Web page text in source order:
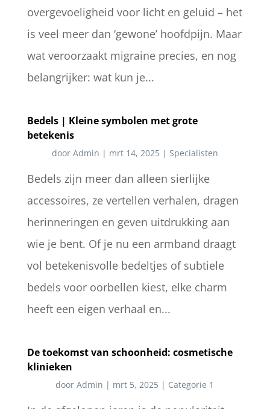
overgevoeligheid voor licht en geluid – het
is veel meer dan ‘gewone’ hoofdpijn. Maar
wat veroorzaakt migraine precies, en nog
belangrijker: wat kun je...
Bedels | Kleine symbolen met grote
betekenis
door Admin | mrt 14, 2025 | Specialisten
Bedels zijn meer dan alleen sierlijke
accessoires, ze vertellen verhalen, dragen
herinneringen en geven uitdrukking aan
wie je bent. Of je nu een armband draagt
vol betekenisvolle bedeltjes of subtiele
bedels voor oorbellen kiest, elke charm
heeft een eigen verhaal en...
De toekomst van schoonheid: cosmetische
klinieken
doorAdmin | mrt 5, 2025 | Categorie 1